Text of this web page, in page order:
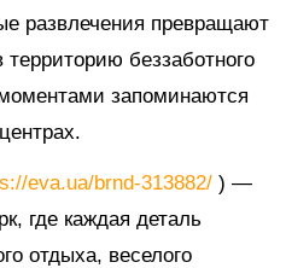
развлечения превращают
беззаботного
запоминаются
eva.ua/brnd-313882/ ) —
где каждая деталь
отдыха, веселого